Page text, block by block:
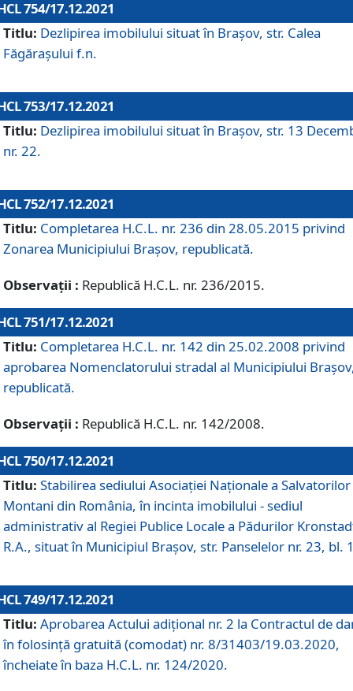
754/17.12.2021
Titlu: Dezlipirea imobilului situat în Brașov, str. Calea
Făgărașului f.n.
753/17.12.2021
Titlu: Dezlipirea imobilului situat în Brașov, str. 13
nr. 22.
752/17.12.2021
Titlu: Completarea H.C.L. nr. 236 din 28.05.2015 privind
Zonarea Municipiului Braşov, republicată.
Observații : Republică H.C.L. nr. 236/2015.
751/17.12.2021
Titlu: Completarea H.C.L. nr. 142 din 25.02.2008 privind
aprobarea Nomenclatorului stradal al Municipiului
republicată.
Observații : Republică H.C.L. nr. 142/2008.
750/17.12.2021
Titlu: Stabilirea sediului Asociației Naționale a Salvatorilor
Montani din România, în incinta imobilului - sediul
administrativ al Regiei Publice Locale a Pădurilor
R.A., situat în Municipiul Braşov, str. Panselelor nr. 23, bl.
749/17.12.2021
Titlu: Aprobarea Actului adițional nr. 2 la Contractul de
în folosință gratuită (comodat) nr. 8/31403/19.03.2020,
încheiate în baza H.C.L. nr. 124/2020.